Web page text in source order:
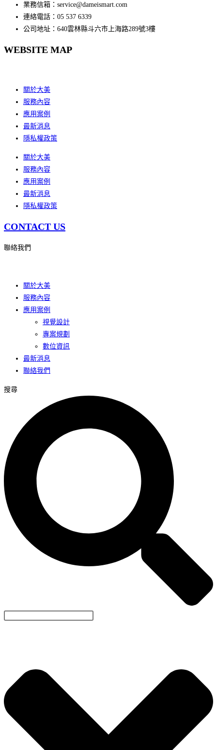
業務信箱：service@dameismart.com
連絡電話：05 537 6339
公司地址：640雲林縣斗六市上海路289號3樓
WEBSITE MAP
關於大美
服務內容
應用案例
最新消息
隱私權政策
關於大美
服務內容
應用案例
最新消息
隱私權政策
CONTACT US
聯絡我們
關於大美
服務內容
應用案例
視覺設計
專案規劃
數位資訊
最新消息
聯絡我們
搜尋